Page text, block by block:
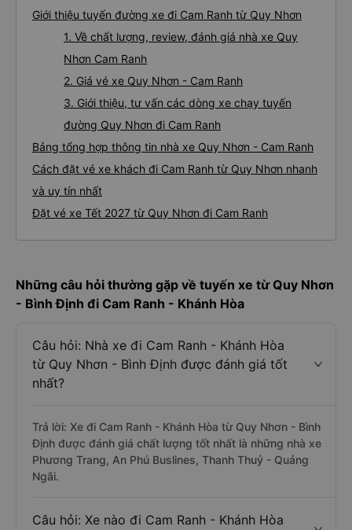
Giới thiệu tuyến đường xe đi Cam Ranh từ Quy Nhơn
1. Về chất lượng, review, đánh giá nhà xe Quy
Nhơn Cam Ranh
2. Giá vé xe Quy Nhơn - Cam Ranh
3. Giới thiệu, tư vấn các dòng xe chạy tuyến
đường Quy Nhơn đi Cam Ranh
Bảng tổng hợp thông tin nhà xe Quy Nhơn - Cam Ranh
Cách đặt vé xe khách đi Cam Ranh từ Quy Nhơn nhanh
và uy tín nhất
Đặt vé xe Tết 2027 từ Quy Nhơn đi Cam Ranh
Những câu hỏi thường gặp về tuyến xe từ Quy Nhơn
- Bình Định đi Cam Ranh - Khánh Hòa
Câu hỏi: Nhà xe đi Cam Ranh - Khánh Hòa
từ Quy Nhơn - Bình Định được đánh giá tốt
nhất?
Trả lời: Xe đi Cam Ranh - Khánh Hòa từ Quy Nhơn - Bình
Định được đánh giá chất lượng tốt nhất là những nhà xe
Phương Trang, An Phú Buslines, Thanh Thuỷ - Quảng
Ngãi.
Câu hỏi: Xe nào đi Cam Ranh - Khánh Hòa